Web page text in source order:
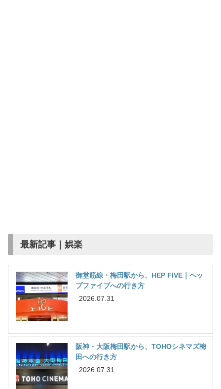
最新記事｜娯楽
御堂筋線・梅田駅から、HEP FIVE｜ヘッ
プファイブへの行き方
2026.07.31
阪神・大阪梅田駅から、TOHOシネマズ梅
田への行き方
2026.07.31